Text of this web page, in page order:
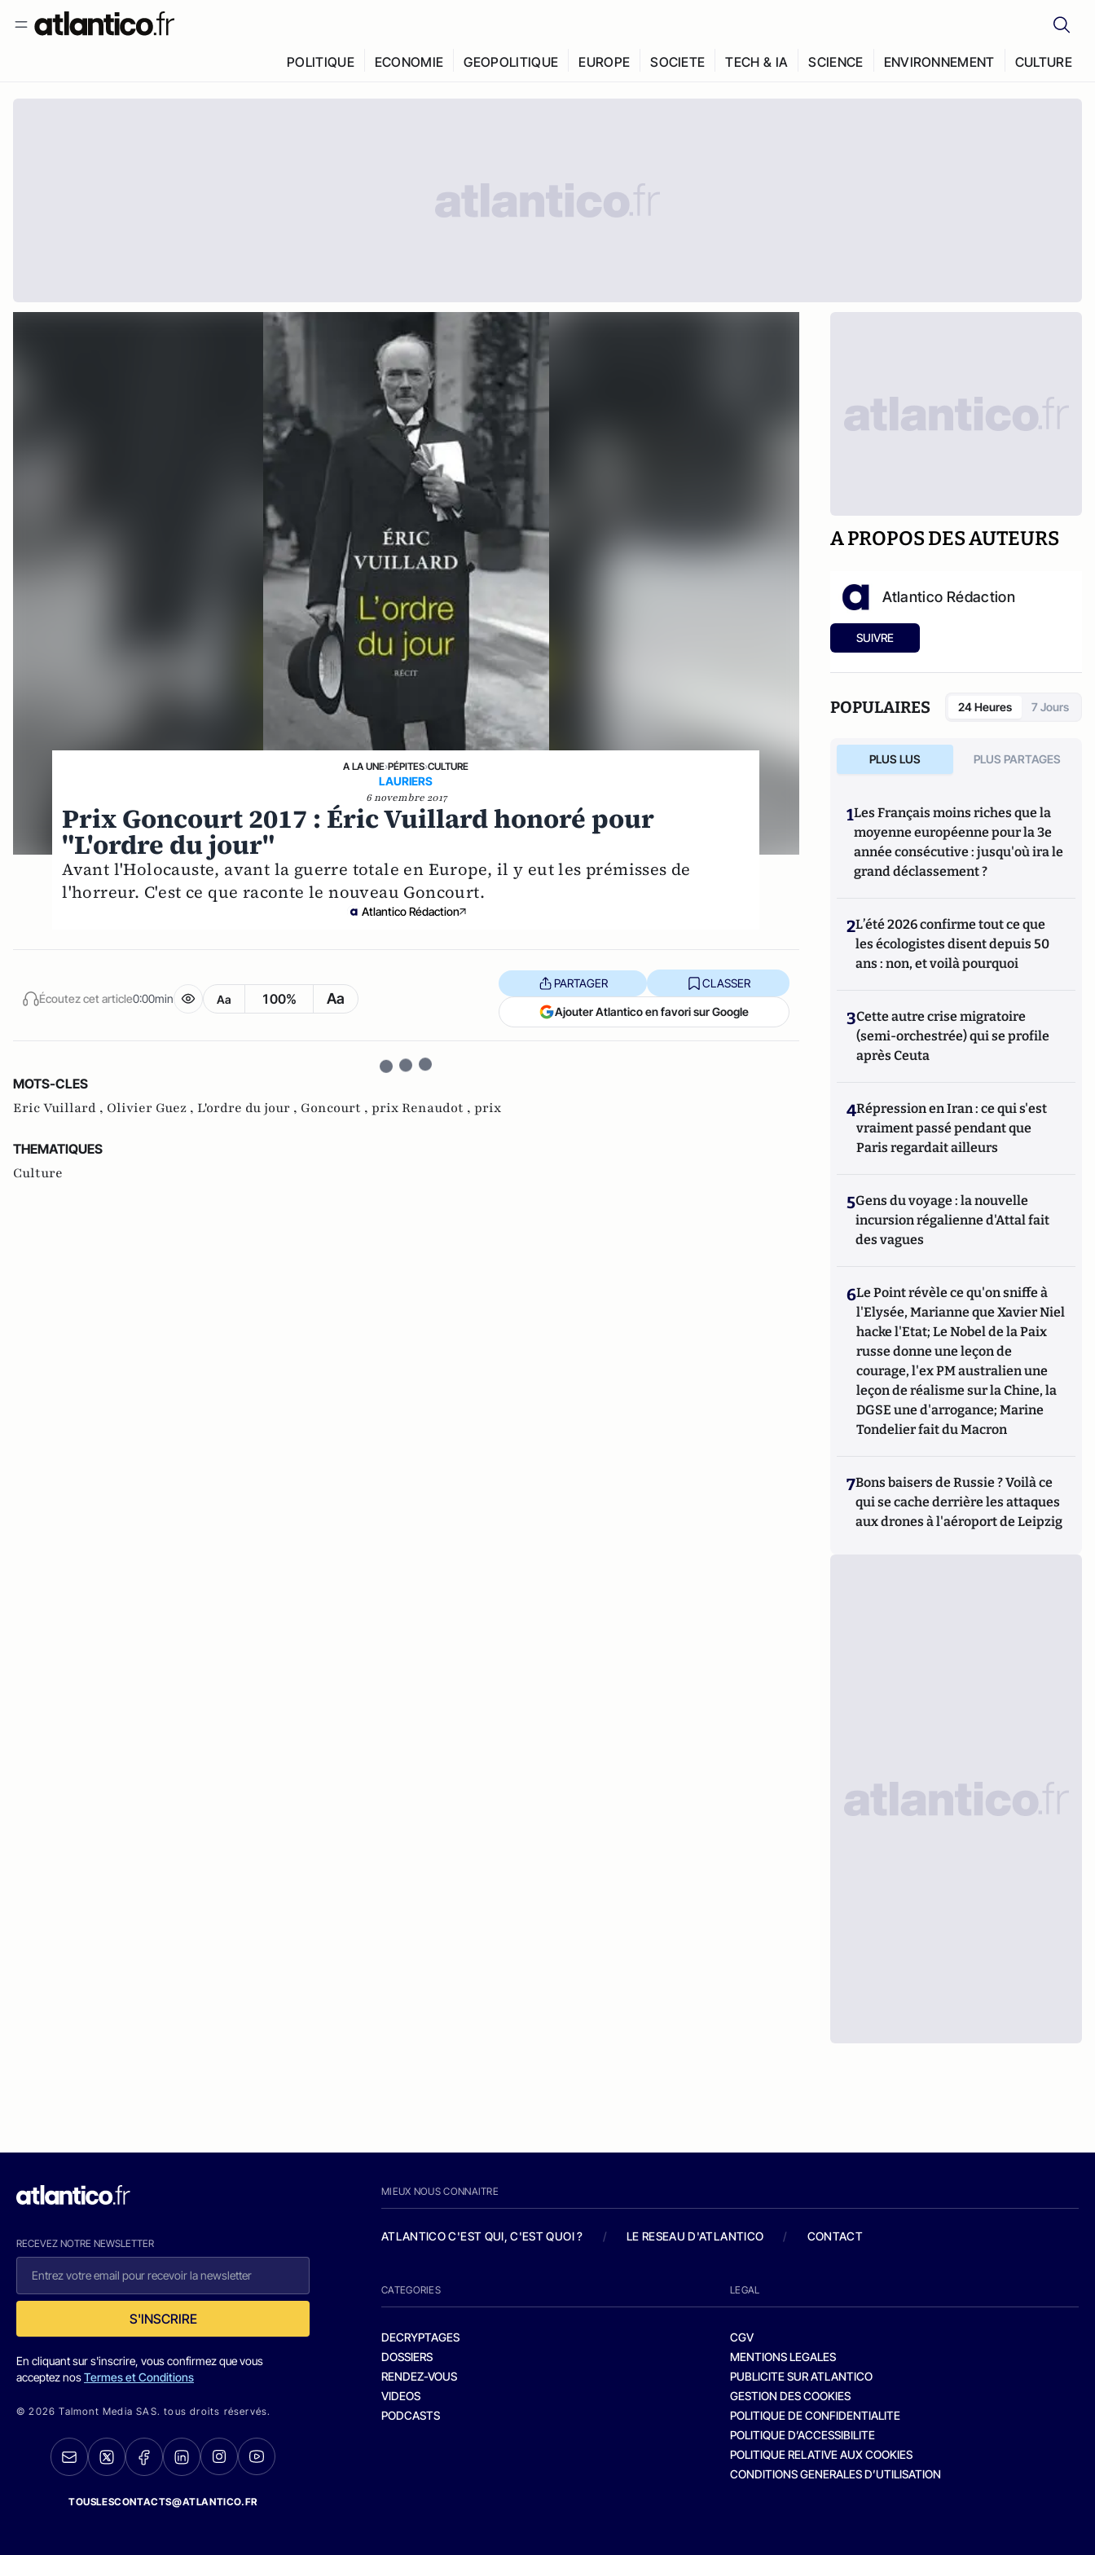
POLITIQUE ECONOMIE GEOPOLITIQUE EUROPE SOCIETE TECH & IA SCIENCE ENVIRONNEMENT CULTURE
A LA UNE›PÉPITES›CULTURE
LAURIERS
6 novembre 2017
Prix Goncourt 2017 : Éric Vuillard honoré pour
"L'ordre du jour"
Avant l'Holocauste, avant la guerre totale en Europe, il y eut les prémisses de
l'horreur. C'est ce que raconte le nouveau Goncourt.
Atlantico Rédaction
Écoutez cet article0:00min Aa 100% Aa
PARTAGER CLASSER
Ajouter Atlantico en favori sur Google
MOTS-CLES
Eric Vuillard , Olivier Guez , L'ordre du jour , Goncourt , prix Renaudot , prix
THEMATIQUES
Culture
A PROPOS DES AUTEURS
Atlantico Rédaction
SUIVRE
POPULAIRES 24 Heures 7 Jours
PLUS LUS PLUS PARTAGES
1Les Français moins riches que la
moyenne européenne pour la 3e
année consécutive : jusqu'où ira le
grand déclassement ?
2L’été 2026 confirme tout ce que
les écologistes disent depuis 50
ans : non, et voilà pourquoi
3Cette autre crise migratoire
(semi-orchestrée) qui se profile
après Ceuta
4Répression en Iran : ce qui s'est
vraiment passé pendant que
Paris regardait ailleurs
5Gens du voyage : la nouvelle
incursion régalienne d'Attal fait
des vagues
6Le Point révèle ce qu'on sniffe à
l'Elysée, Marianne que Xavier Niel
hacke l'Etat; Le Nobel de la Paix
russe donne une leçon de
courage, l'ex PM australien une
leçon de réalisme sur la Chine, la
DGSE une d'arrogance; Marine
Tondelier fait du Macron
7Bons baisers de Russie ? Voilà ce
qui se cache derrière les attaques
aux drones à l'aéroport de Leipzig
RECEVEZ NOTRE NEWSLETTER
S'INSCRIRE
En cliquant sur s'inscrire, vous confirmez que vous
acceptez nosTermes et Conditions
© 2026 Talmont Media SAS. tous droits réservés.
TOUSLESCONTACTS@ATLANTICO.FR
MIEUX NOUS CONNAITRE
ATLANTICO C'EST QUI, C'EST QUOI ? / LE RESEAU D'ATLANTICO / CONTACT
CATEGORIES
DECRYPTAGES
DOSSIERS
RENDEZ-VOUS
VIDEOS
PODCASTS
LEGAL
CGV
MENTIONS LEGALES
PUBLICITE SUR ATLANTICO
GESTION DES COOKIES
POLITIQUE DE CONFIDENTIALITE
POLITIQUE D’ACCESSIBILITE
POLITIQUE RELATIVE AUX COOKIES
CONDITIONS GENERALES D’UTILISATION